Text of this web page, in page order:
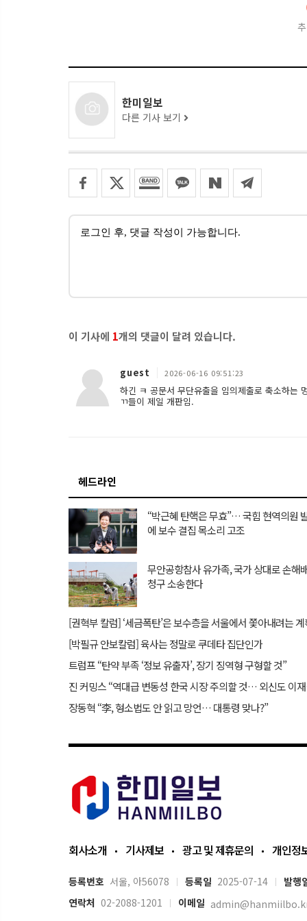
한미일보
다른 기사 보기
이 기사에 1개의 댓글이 달려 있습니다.
guest 2026-06-16 09:51:23
하긴 ㅋ 공문서 무단유출을 임의제출로 축소하는
ㄲ들이 제일 개판임.
헤드라인
“박근혜 탄핵은 무효”… 국힘 현역의원
에 보수 결집 목소리 고조
무안공항참사 유가족, 국가 상대로 손해
청구 소송한다
[권혁부 칼럼] ‘세금폭탄’은 보수층을 서울에서 쫓아내려는 계
[박필규 안보칼럼] 육사는 정말로 쿠데타 집단인가
트럼프 “탄약 부족 ‘정보 유출자’, 장기 징역형 구형할 것”
진
장동혁 “李, 형소법도 안 읽고 망언… 대통령 맞나?”
회사소개 기사제보 광고 및 제휴문의 개인정
등록번호 서울, 아56078 등록일 2025-07-14
발행
연락처 02-2088-1201 이메일